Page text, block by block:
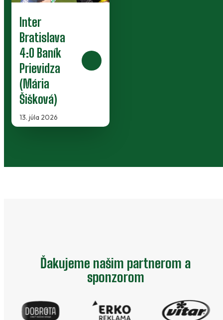
Inter
Bratislava
4:0 Baník
Prievidza
(Mária
Šišková)
13. júla 2026
Ďakujeme našim partnerom a
sponzorom